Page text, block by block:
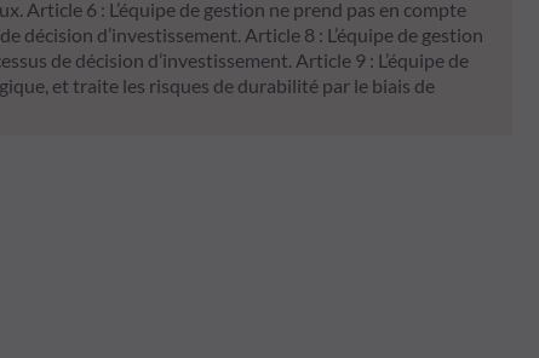
Article 6 : L’équipe de gestion ne prend pas en compte
décision d’investissement. Article 8 : L’équipe de gestion
de décision d’investissement. Article 9 : L’équipe de
et traite les risques de durabilité par le biais de